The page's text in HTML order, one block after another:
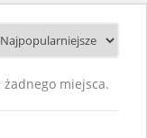
miejsca.